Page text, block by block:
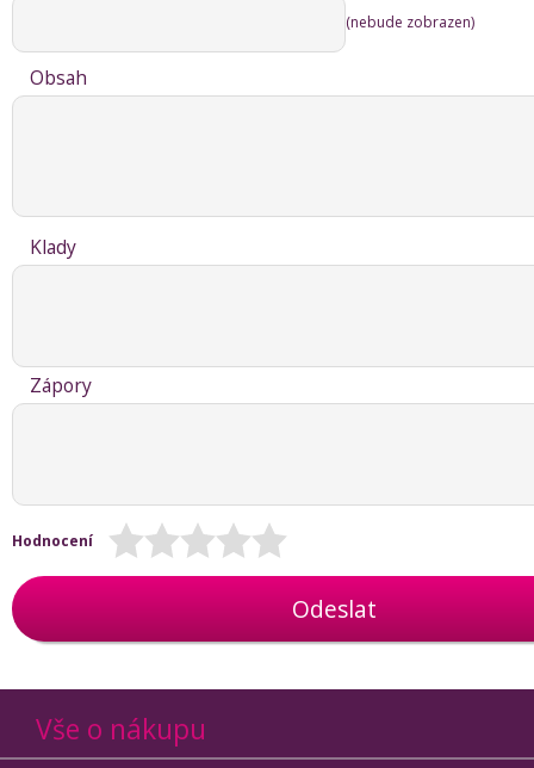
(nebude zobrazen)
Obsah
Klady
Zápory
Hodnocení
Odeslat
Vše o nákupu